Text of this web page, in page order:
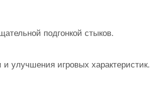
подгонкой стыков.
улучшения игровых характеристик.